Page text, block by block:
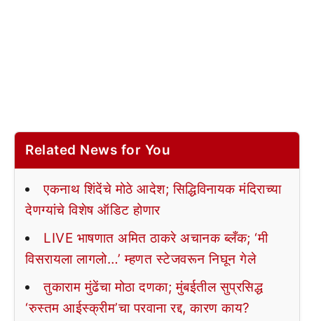
Related News for You
एकनाथ शिंदेंचे मोठे आदेश; सिद्धिविनायक मंदिराच्या
देणग्यांचे विशेष ऑडिट होणार
LIVE भाषणात अमित ठाकरे अचानक ब्लँक; ‘मी
विसरायला लागलो…’ म्हणत स्टेजवरून निघून गेले
तुकाराम मुंढेंचा मोठा दणका; मुंबईतील सुप्रसिद्ध
‘रुस्तम आईस्क्रीम’चा परवाना रद्द, कारण काय?